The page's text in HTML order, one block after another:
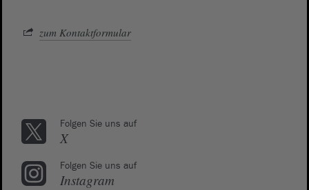
zum Kontaktformular
Folgen Sie uns auf
X
Folgen Sie uns auf
Instagram